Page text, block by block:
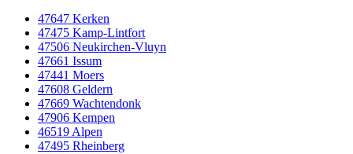
47647 Kerken
47475 Kamp-Lintfort
47506 Neukirchen-Vluyn
47661 Issum
47441 Moers
47608 Geldern
47669 Wachtendonk
47906 Kempen
46519 Alpen
47495 Rheinberg